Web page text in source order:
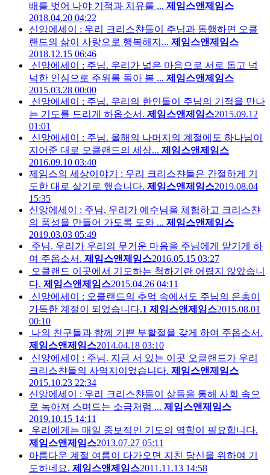
배를 벗어 나야 기적과 치유를 ... 제임스앤제임스
2018.04.20 04:22
신앙에세이 : 우리 크리스챤들이 주님과 동행하면 오클
랜드의 삶이 사랑으로 행복해지... 제임스앤제임스
2018.12.15 06:46
신앙에세이 : 주님. 우리가 넓은 마음으로 서로 돕고 넉
넉한 인심으로 주위를 돌아 볼 ... 제임스앤제임스
2015.03.28 00:00
신앙에세이 : 주님. 우리의 한인들이 주님의 기적을 만나
는 기도를 드리게 하옵소서. 제임스앤제임스2015.09.12
01:01
신앙에세이 : 주님. 올해의 나머지의 계절에도 하나님이
지어준 대로 오클랜드의 세상... 제임스앤제임스
2016.09.10 03:40
제임스의 세상이야기 : 우리 크리스챤들은 간절하게 기
도한 대로 살기로 했습니다. 제임스앤제임스2019.08.04
15:35
신앙에세이 : 주님, 우리가 예수님을 체험하고 크리스챤
의 품성을 만들어 가도록 도와 ... 제임스앤제임스
2019.03.03 05:49
주님. 우리가 우리의 무거운 마음을 주님에게 맡기게 하
여 주옵소서. 제임스앤제임스2016.05.15 03:27
오클랜드 이곳에서 기도하는 척하기란 어렵지 않았습니
다. 제임스앤제임스2015.04.26 04:11
신앙에세이 : 오클랜드의 추억 속에서도 주님의 은총이
가득한 계절이 되었습니다.1 제임스앤제임스2015.08.01
00:10
나의 친구들과 함께 기쁜 부활절을 갖게 하여 주옵소서.
제임스앤제임스2014.04.18 03:10
신앙에세이 : 주님. 지금 서 있는 이곳 오클랜드가 우리
크리스챤들의 사역지이었습니다. 제임스앤제임스
2015.10.23 22:34
신앙에세이 : 우리 크리스챤들이 삶들을 통해 사회 속으
로 녹아져 스며드는 소금처럼 ... 제임스앤제임스
2019.10.15 14:11
우리에게는 매일 중보적인 기도의 역할이 필요합니다.
제임스앤제임스2013.07.27 05:11
아름다운 계절 여름이 다가오면 지친 당신을 위하여 기
도하네요. 제임스앤제임스2011.11.13 14:58